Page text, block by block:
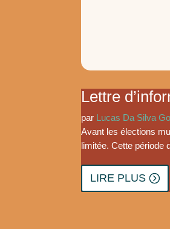
Lettre
par Lucas Da Silva
Avant les élections
limitée. Cette période
LIRE PLUS